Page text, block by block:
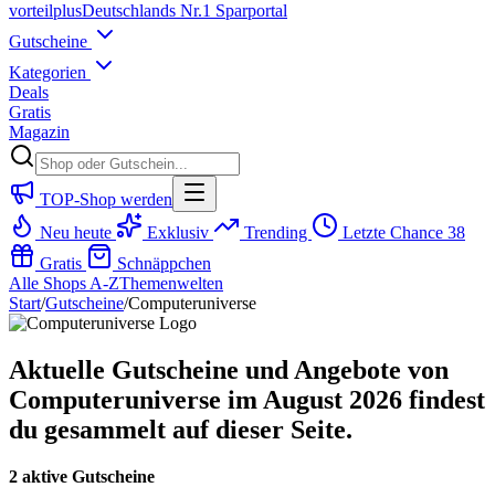
vorteilplusDeutschlands Nr.1 Sparportal
Gutscheine
Kategorien
Deals
Gratis
Magazin
TOP-Shop werden
Neu heute
Exklusiv Trending Letzte Chance 38
Gratis
Schnäppchen
Alle Shops A-ZThemenwelten
Start/Gutscheine/Computeruniverse
Aktuelle Gutscheine und Angebote von
Computeruniverse im August 2026 findest
du gesammelt auf dieser Seite.
2 aktive Gutscheine